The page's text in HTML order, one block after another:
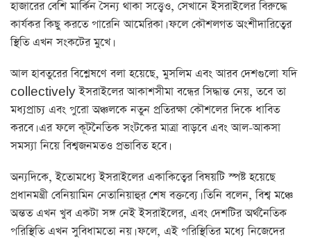
হাজারের বেশি মার্কিন সৈন্য থাকা সত্ত্বেও, সেখানে ইসরাইলের বিরুদ্ধে
কার্যকর কিছু করতে পারেনি আমেরিকা। ফলে কৌশলগত অংশীদারিত্বের
স্থিতি এখন সংকটের মুখে।
আল হাবতুরের বিশ্লেষণে বলা হয়েছে, মুসলিম এবং আরব দেশগুলো যদি
collectively ইসরাইলের আকাশসীমা বন্ধের সিদ্ধান্ত নেয়, তবে তা
মধ্যপ্রাচ্য এবং পুরো অঞ্চলকে নতুন প্রতিরক্ষা কৌশলের দিকে ধাবিত
করবে। এর ফলে কূটনৈতিক সংটকের মাত্রা বাড়বে এবং আল-আকসা
সমস্যা নিয়ে বিশ্বজনমতও প্রভাবিত হবে।
অন্যদিকে, ইতোমধ্যে ইসরাইলের একাকিত্বের বিষয়টি স্পষ্ট হয়েছে
প্রধানমন্ত্রী বেনিয়ামিন নেতানিয়াহুর শেষ বক্তব্যে। তিনি বলেন, বিশ্ব মঞ্চে
অন্তত এখন খুব একটা সঙ্গ নেই ইসরাইলের, এবং দেশটির অর্থনৈতিক
পরিস্থিতি এখন সুবিধামতো নয়। ফলে, এই পরিস্থিতির মধ্যে নিজেদের